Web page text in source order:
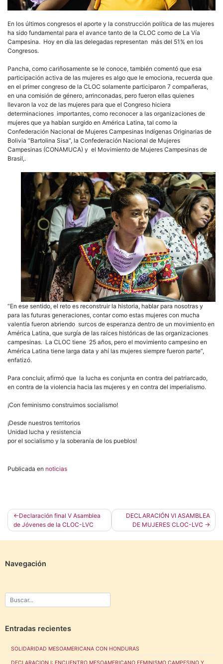
En los últimos congresos el aporte y la construcción política de las mujeres
ha sido fundamental para el avance tanto de la CLOC como de La Vía
Campesina. Hoy en día las delegadas representan más del 51% en los
Congresos.
Pancha, como cariñosamente se le conoce, también comentó que esa
participación activa de las mujeres es algo que le emociona, recuerda que
en el primer congreso de la CLOC solamente participaron 7 compañeras,
en una comisión de género, arrinconadas, pero fueron ellas quienes
llevaron la voz de las mujeres para que el Congreso hiciera
determinaciones importantes, como reconocer a las organizaciones de
mujeres que ya habían surgido en América Latina, tal como la
Confederación Nacional de Mujeres Campesinas Indígenas Originarias de
Bolivia “Bartolina Sisa”, la Confederación Nacional de Mujeres
Campesinas (CONAMUCA) y el Movimiento de Mujeres Campesinas de
Brasil,.
“En ese sentido, el reto es reconstruir la historia, hablar para nosotras y
para las futuras generaciones, contar como estas mujeres con mucha
valentía fueron abriendo surcos de esperanza dentro de un movimiento en
América Latina, que surgía de las raíces históricas de las organizaciones
campesinas. La CLOC tiene 25 años, pero el movimiento campesino en
América Latina tiene larga data y ahí las mujeres siempre fueron parte”,
enfatizó.
Para concluir, afirmó que la lucha es conjunta en contra del patriarcado,
en contra de la violencia hacia las mujeres y en contra del imperialismo.
¡Con feminismo construimos socialismo!
¡Desde nuestros territorios
Unidad lucha y resistencia
por el socialismo y la soberanía de los pueblos!
Publicada en noticias
Navegación
de
Declaración final V Asamblea
de Jóvenes de la CLOC-LVC
DECLARACIÓN VI ASAMBLEA
DE MUJERES CLOC-LVC
Navegación
Entradas recientes
SOLIDARIDAD MESOAMERICANA CON HONDURAS
DECLARACION I: ENCUENTRO MESOAMERICANO FEMINISMO CAMPESINO Y